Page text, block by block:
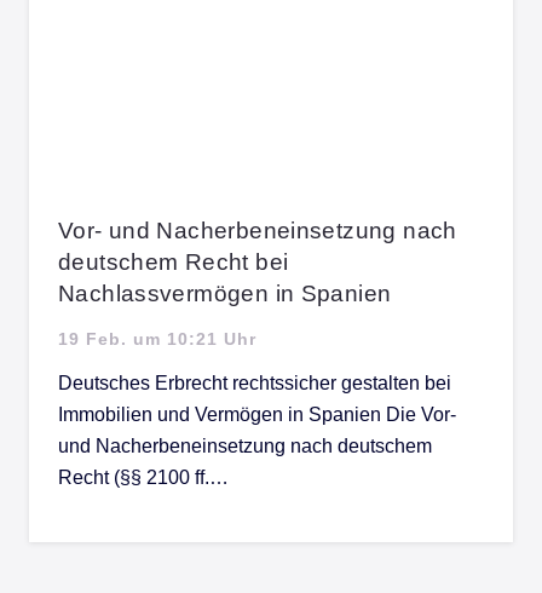
Vor- und Nacherbeneinsetzung nach
deutschem Recht bei
Nachlassvermögen in Spanien
19 Feb. um 10:21 Uhr
Deutsches Erbrecht rechtssicher gestalten bei
Immobilien und Vermögen in Spanien Die Vor-
und Nacherbeneinsetzung nach deutschem
Recht (§§ 2100 ff.…